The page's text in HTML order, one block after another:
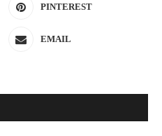
PINTEREST
EMAIL